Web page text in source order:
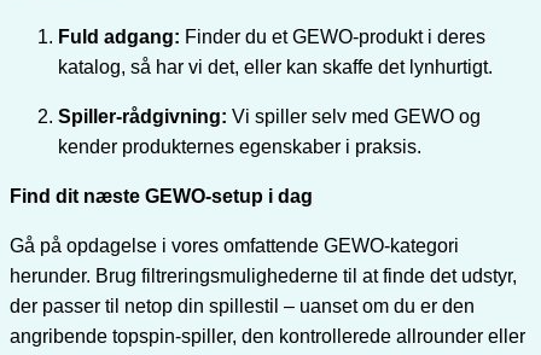
Fuld adgang: Finder du et GEWO-produkt i deres
katalog, så har vi det, eller kan skaffe det lynhurtigt.
Spiller-rådgivning: Vi spiller selv med GEWO og
kender produkternes egenskaber i praksis.
Find dit næste GEWO-setup i dag
Gå på opdagelse i vores omfattende GEWO-kategori
herunder. Brug filtreringsmulighederne til at finde det udstyr,
der passer til netop din spillestil – uanset om du er den
angribende topspin-spiller, den kontrollerede allrounder eller